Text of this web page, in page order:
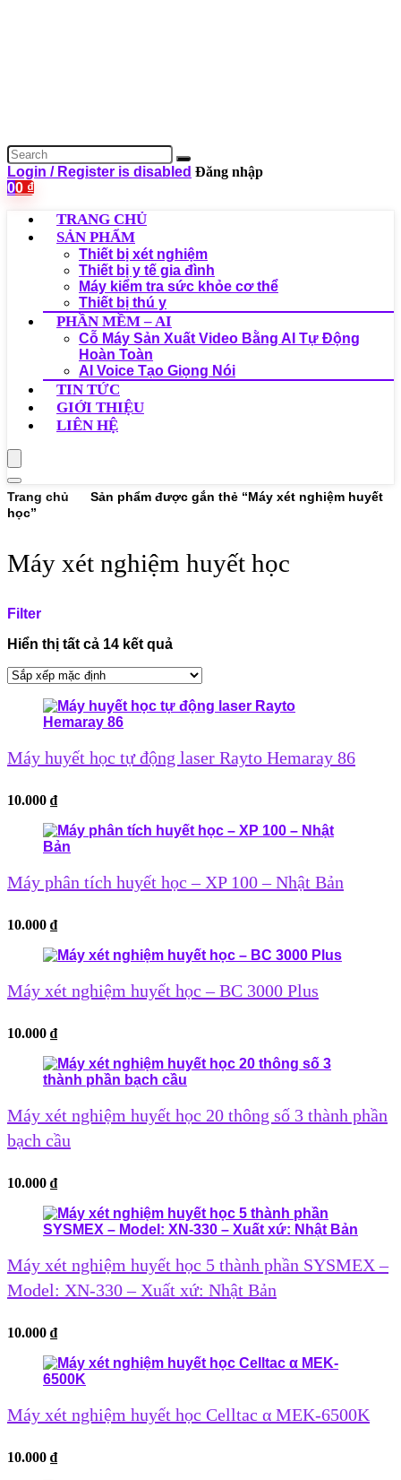
Login / Register is disabled Đăng nhập
00 ₫
TRANG CHỦ
SẢN PHẨM
Thiết bị xét nghiệm
Thiết bị y tế gia đình
Máy kiểm tra sức khỏe cơ thể
Thiết bị thú y
PHẦN MỀM – AI
Cỗ Máy Sản Xuất Video Bằng AI Tự Động
Hoàn Toàn
AI Voice Tạo Giọng Nói
TIN TỨC
GIỚI THIỆU
LIÊN HỆ
Trang chủ
Sản phẩm được gắn thẻ “Máy xét nghiệm huyết
học”
Máy xét nghiệm huyết học
Filter
Hiển thị tất cả 14 kết quả
Máy huyết học tự động laser Rayto Hemaray 86
10.000 ₫
Máy phân tích huyết học – XP 100 – Nhật Bản
10.000 ₫
Máy xét nghiệm huyết học – BC 3000 Plus
10.000 ₫
Máy xét nghiệm huyết học 20 thông số 3 thành phần
bạch cầu
10.000 ₫
Máy xét nghiệm huyết học 5 thành phần SYSMEX –
Model: XN-330 – Xuất xứ: Nhật Bản
10.000 ₫
Máy xét nghiệm huyết học Celltac α MEK-6500K
10.000 ₫